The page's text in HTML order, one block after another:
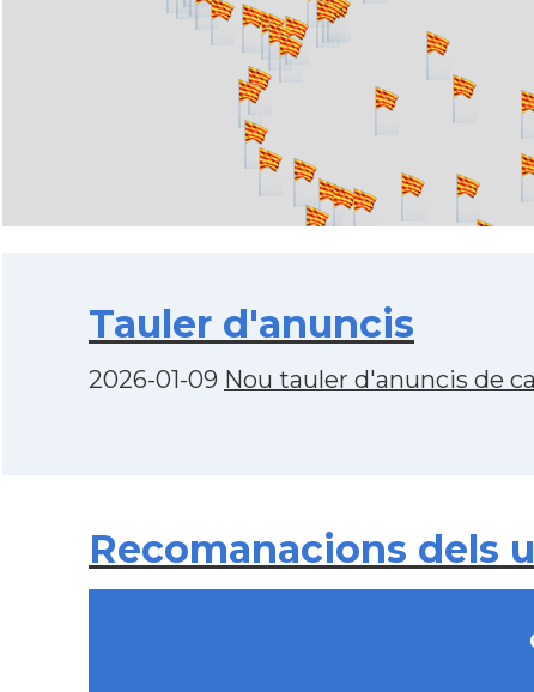
Tauler d'anuncis
2026-01-09 Nou tauler d'anuncis de
Recomanacions dels